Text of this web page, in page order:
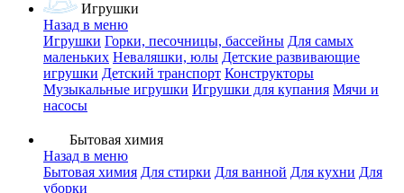
Игрушки
Назад в меню
Игрушки Горки, песочницы, бассейны Для самых
маленьких Неваляшки, юлы Детские развивающие
игрушки Детский транспорт Конструкторы
Музыкальные игрушки Игрушки для купания Мячи и
насосы
Бытовая химия
Назад в меню
Бытовая химия Для стирки Для ванной Для кухни Для
уборки